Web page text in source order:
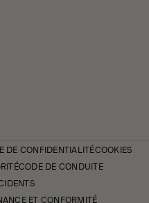
DE CONFIDENTIALITÉCOOKIES
CODE DE CONDUITE
ET CONFORMITÉ